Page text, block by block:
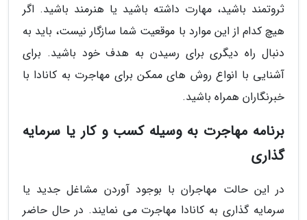
ثروتمند باشید، مهارت داشته باشید یا هنرمند باشید. اگر
هیچ کدام از این موارد با موقعیت شما سازگار نیست، باید به
دنبال راه دیگری برای رسیدن به هدف خود باشید. برای
آشنایی با انواع روش های ممکن برای مهاجرت به کانادا با
خبرنگاران همراه باشید.
برنامه مهاجرت به وسیله کسب و کار یا سرمایه
گذاری
در این حالت مهاجران با بوجود آوردن مشاغل جدید یا
سرمایه گذاری به کانادا مهاجرت می نمایند. در حال حاضر